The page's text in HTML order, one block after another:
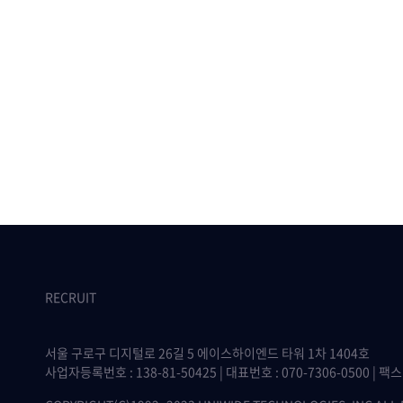
RECRUIT
서울 구로구 디지털로 26길 5 에이스하이엔드 타워 1차 1404호
사업자등록번호 : 138-81-50425 | 대표번호 : 070-7306-0500 | 팩